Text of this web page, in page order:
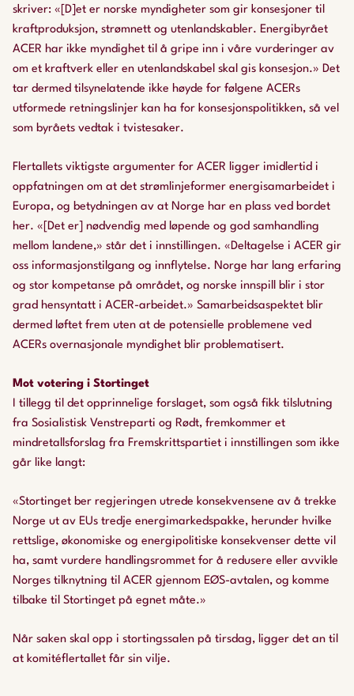
skriver: «[D]et er norske myndigheter som gir konsesjoner til
kraftproduksjon, strømnett og utenlandskabler. Energibyrået
ACER har ikke myndighet til å gripe inn i våre vurderinger av
om et kraftverk eller en utenlandskabel skal gis konsesjon.» Det
tar dermed tilsynelatende ikke høyde for følgene ACERs
utformede retningslinjer kan ha for konsesjonspolitikken, så vel
som byråets vedtak i tvistesaker.
Flertallets viktigste argumenter for ACER ligger imidlertid i
oppfatningen om at det strømlinjeformer energisamarbeidet i
Europa, og betydningen av at Norge har en plass ved bordet
her. «[Det er] nødvendig med løpende og god samhandling
mellom landene,» står det i innstillingen. «Deltagelse i ACER gir
oss informasjonstilgang og innflytelse. Norge har lang erfaring
og stor kompetanse på området, og norske innspill blir i stor
grad hensyntatt i ACER-arbeidet.» Samarbeidsaspektet blir
dermed løftet frem uten at de potensielle problemene ved
ACERs overnasjonale myndighet blir problematisert.
Mot votering i Stortinget
I tillegg til det opprinnelige forslaget, som også fikk tilslutning
fra Sosialistisk Venstreparti og Rødt, fremkommer et
mindretallsforslag fra Fremskrittspartiet i innstillingen som ikke
går like langt:
«Stortinget ber regjeringen utrede konsekvensene av å trekke
Norge ut av EUs tredje energimarkedspakke, herunder hvilke
rettslige, økonomiske og energipolitiske konsekvenser dette vil
ha, samt vurdere handlingsrommet for å redusere eller avvikle
Norges tilknytning til ACER gjennom EØS-avtalen, og komme
tilbake til Stortinget på egnet måte.»
Når saken skal opp i stortingssalen på tirsdag, ligger det an til
at komitéflertallet får sin vilje.